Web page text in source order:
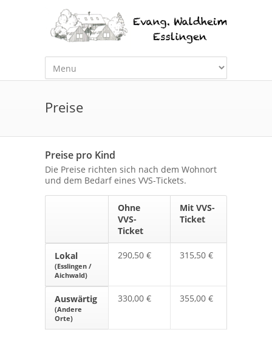
Preise
Preise pro Kind
Die Preise richten sich nach dem Wohnort
und dem Bedarf eines VVS-Tickets.
Ohne
VVS-
Ticket
Mit VVS-
Ticket
Lokal
(Esslingen /
Aichwald)
290,50 € 315,50 €
Auswärtig
(Andere
Orte)
330,00 € 355,00 €